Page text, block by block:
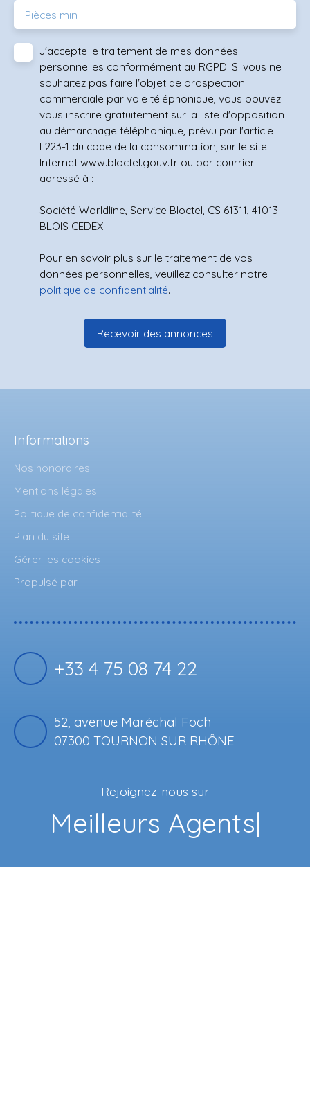
Pièces min
J'accepte le traitement de mes données
personnelles conformément au RGPD. Si vous ne
souhaitez pas faire l'objet de prospection
commerciale par voie téléphonique, vous pouvez
vous inscrire gratuitement sur la liste d'opposition
au démarchage téléphonique, prévu par l'article
L223-1 du code de la consommation, sur le site
Internet www.bloctel.gouv.fr ou par courrier
adressé à :
Société Worldline, Service Bloctel, CS 61311, 41013
BLOIS CEDEX.
Pour en savoir plus sur le traitement de vos
données personnelles, veuillez consulter notre
politique de confidentialité.
Recevoir des annonces
Informations
Nos honoraires
Mentions légales
Politique de confidentialité
Plan du site
Gérer les cookies
Propulsé par
+33 4 75 08 74 22
52, avenue Maréchal Foch
07300 TOURNON SUR RHÔNE
Rejoignez-nous sur
Face|